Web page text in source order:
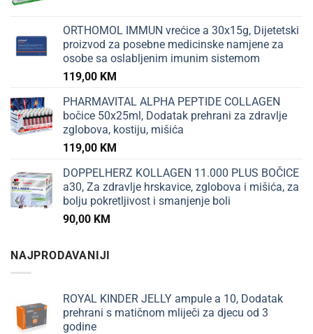
ORTHOMOL IMMUN vrećice a 30x15g, Dijetetski
proizvod za posebne medicinske namjene za
osobe sa oslabljenim imunim sistemom
119,00 KM
PHARMAVITAL ALPHA PEPTIDE COLLAGEN
bočice 50x25ml, Dodatak prehrani za zdravlje
zglobova, kostiju, mišića
119,00 KM
DOPPELHERZ KOLLAGEN 11.000 PLUS BOČICE
a30, Za zdravlje hrskavice, zglobova i mišića, za
bolju pokretljivost i smanjenje boli
90,00 KM
NAJPRODAVANIJI
ROYAL KINDER JELLY ampule a 10, Dodatak
prehrani s matičnom mliječi za djecu od 3
godine